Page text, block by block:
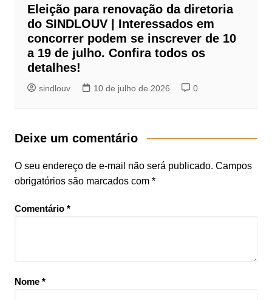
Eleição para renovação da diretoria
do SINDLOUV | Interessados em
concorrer podem se inscrever de 10
a 19 de julho. Confira todos os
detalhes!
sindlouv 10 de julho de 2026 0
Deixe um comentário
O seu endereço de e-mail não será publicado. Campos
obrigatórios são marcados com *
Comentário *
Nome *